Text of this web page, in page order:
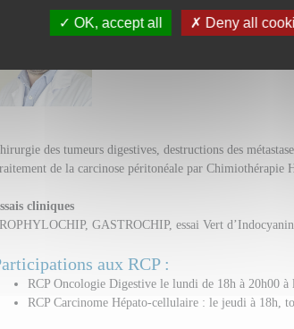
Mail et ligne directe :
identifiez vous.
des tumeurs digestives, destructions des
de la carcinose péritonéale par
cliniques
GASTROCHIP, essai Vert
aux RCP :
RCP Oncologie Digestive le lundi de 18h à 20h00
RCP Carcinome Hépato-cellulaire : le jeudi à 18h,
OK, accept all Deny all